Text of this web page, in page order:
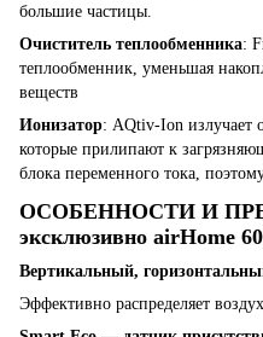
большие частицы.
Очиститель теплообменника:
теплообменник, уменьшая
веществ
Иoнизатор: AQtiv-Ion излучает
которые прилипают к
блока переменного тока,
ОСОБЕННОСТИ И
эксклюзивно airHome
Вертикальный,
Эффективно распределяет